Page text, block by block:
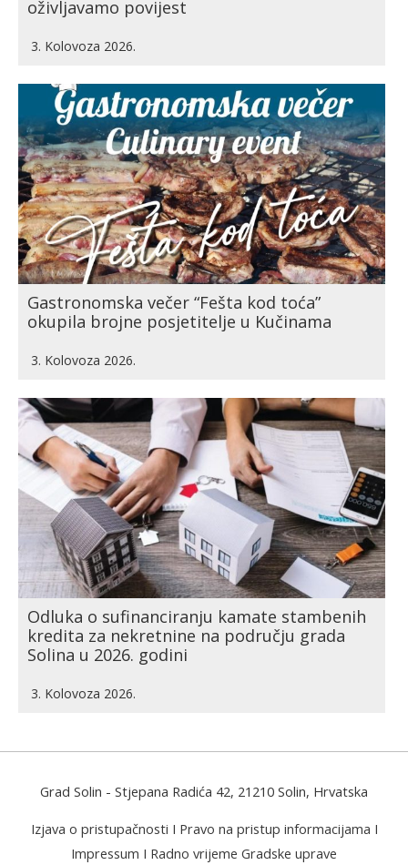
oživljavamo povijest
3. Kolovoza 2026.
Gastronomska večer “Fešta kod toća”
okupila brojne posjetitelje u Kučinama
3. Kolovoza 2026.
Odluka o sufinanciranju kamate stambenih
kredita za nekretnine na području grada
Solina u 2026. godini
3. Kolovoza 2026.
Grad Solin - Stjepana Radića 42, 21210 Solin, Hrvatska
Izjava o pristupačnosti I Pravo na pristup informacijama I
Impressum I Radno vrijeme Gradske uprave